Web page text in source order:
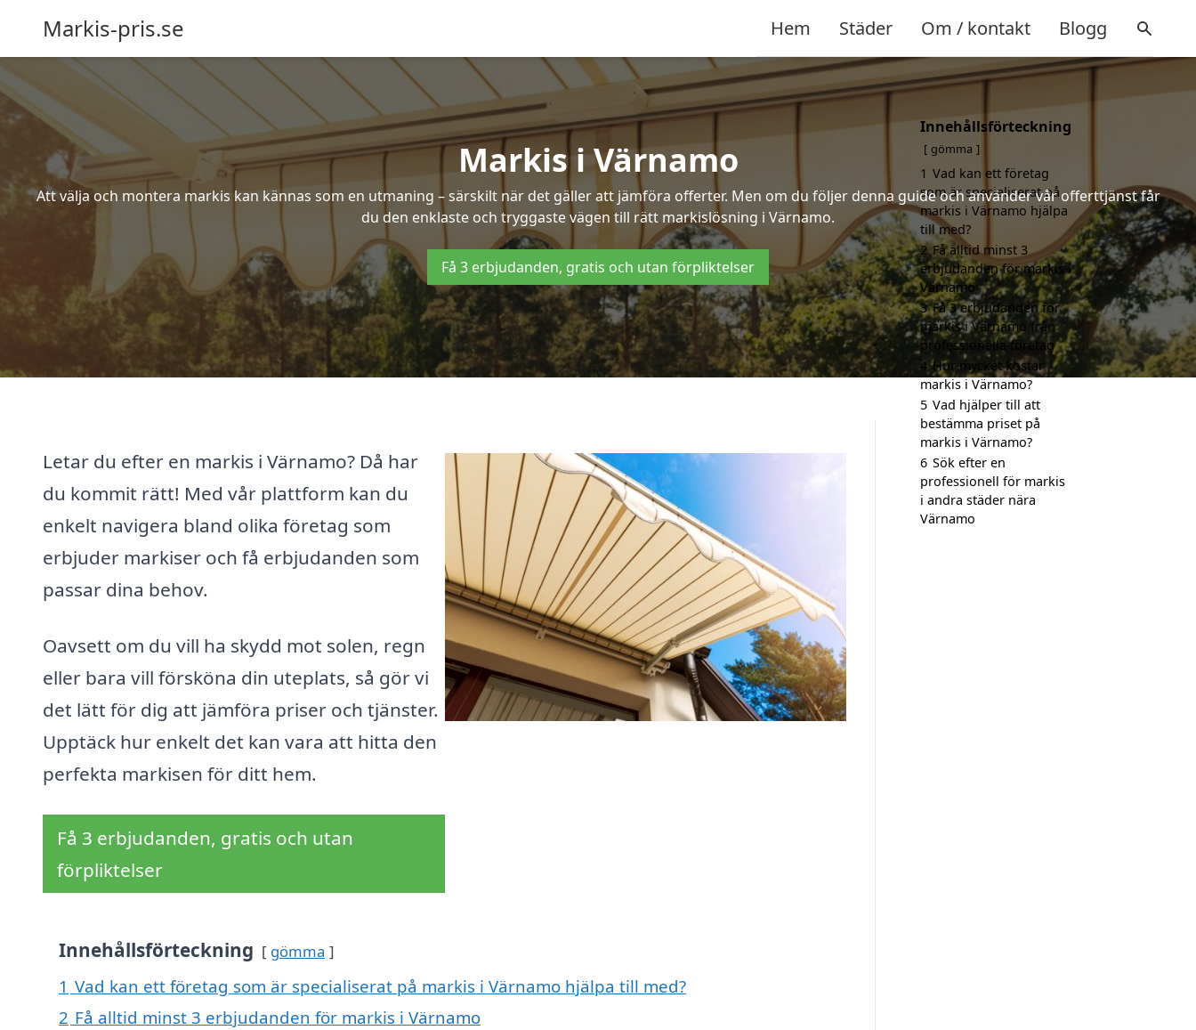
Markis-pris.se Hem Städer Om / kontakt Blogg
Markis i Värnamo
Att välja och montera markis kan kännas som en utmaning – särskilt när det gäller att jämföra offerter. Men om du följer denna guide och använder vår offerttjänst får
du den enklaste och tryggaste vägen till rätt markislösning i Värnamo.
Få 3 erbjudanden, gratis och utan förpliktelser
Letar du efter en markis i Värnamo? Då har
du kommit rätt! Med vår plattform kan du
enkelt navigera bland olika företag som
erbjuder markiser och få erbjudanden som
passar dina behov.
Oavsett om du vill ha skydd mot solen, regn
eller bara vill försköna din uteplats, så gör vi
det lätt för dig att jämföra priser och tjänster.
Upptäck hur enkelt det kan vara att hitta den
perfekta markisen för ditt hem.
Få 3 erbjudanden, gratis och utan
förpliktelser
Innehållsförteckning gömma
1 Vad kan ett företag som är specialiserat på markis i Värnamo hjälpa till med?
2 Få alltid minst 3 erbjudanden för markis i Värnamo
Innehållsförteckning
gömma
1 Vad kan ett företag
som är specialiserat på
markis i Värnamo hjälpa
till med?
2 Få alltid minst 3
erbjudanden för markis i
Värnamo
3 Få 3 erbjudanden för
markis i Värnamo från
professionella företag
4 Hur mycket kostar
markis i Värnamo?
5 Vad hjälper till att
bestämma priset på
markis i Värnamo?
6 Sök efter en
professionell för markis
i andra städer nära
Värnamo